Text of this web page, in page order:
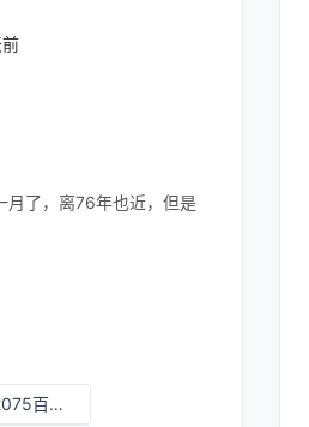
月了，离76年也近，但是
赛博朋克2075百度百科